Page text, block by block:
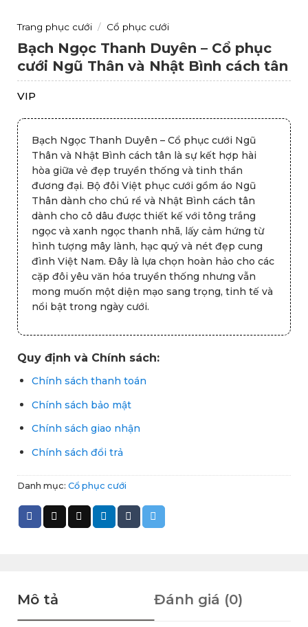
Trang phục cưới / Cổ phục cưới
Bạch Ngọc Thanh Duyên – Cổ phục
cưới Ngũ Thân và Nhật Bình cách tân
VIP
Bạch Ngọc Thanh Duyên – Cổ phục cưới Ngũ
Thân và Nhật Bình cách tân là sự kết hợp hài
hòa giữa vẻ đẹp truyền thống và tinh thần
đương đại. Bộ đôi Việt phục cưới gồm áo Ngũ
Thân dành cho chú rể và Nhật Bình cách tân
dành cho cô dâu được thiết kế với tông trắng
ngọc và xanh ngọc thanh nhã, lấy cảm hứng từ
hình tượng mây lành, hạc quý và nét đẹp cung
đình Việt Nam. Đây là lựa chọn hoàn hảo cho các
cặp đôi yêu văn hóa truyền thống nhưng vẫn
mong muốn một diện mạo sang trọng, tinh tế và
nổi bật trong ngày cưới.
Quy định và Chính sách:
Chính sách thanh toán
Chính sách bảo mật
Chính sách giao nhận
Chính sách đổi trả
Danh mục: Cổ phục cưới
Mô tả Đánh giá (0)